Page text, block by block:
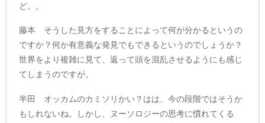
ど。。
藤本 そうした見方をすることによって何が分かるというの
ですか？何か有意義な発見でもできるというのでしょうか？
世界をより複雑に見て、返って頭を混乱させるようにも感じ
てしまうのですが。
半田 オッカムのカミソリかい？はは、今の段階ではそうか
もしれないね。しかし、ヌーソロジーの思考に慣れてくる